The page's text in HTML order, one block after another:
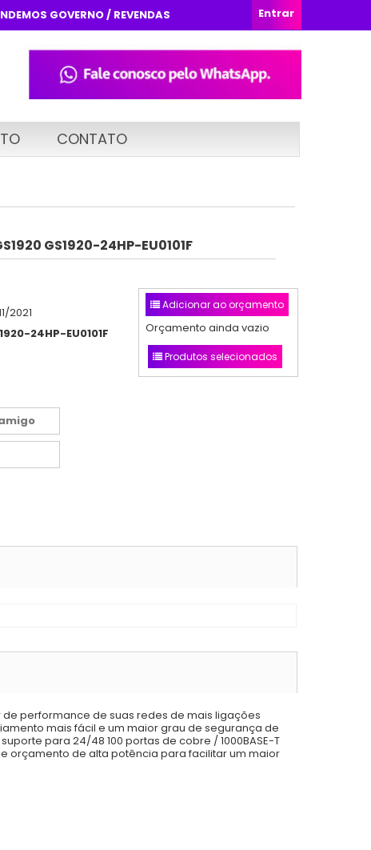
Entrar
GOVERNO / REVENDAS
CONTATO
GS1920-24HP-EU0101F
2021
24HP-EU0101F
Adicionar ao orçamento
Orçamento ainda vazio
Produtos selecionados
performance de suas redes de mais ligações
mais fácil e um maior grau de segurança de
para 24/48 100 portas de cobre / 1000BASE-T
orçamento de alta potência para facilitar um maior